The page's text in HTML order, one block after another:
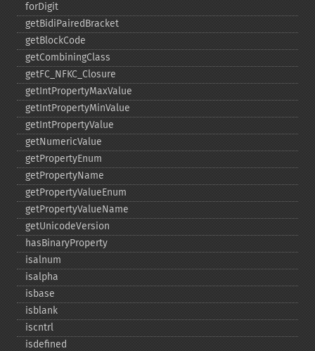
forDigit
getBidiPairedBracket
getBlockCode
getCombiningClass
getFC_​NFKC_​Closure
getIntPropertyMaxValue
getIntPropertyMinValue
getIntPropertyValue
getNumericValue
getPropertyEnum
getPropertyName
getPropertyValueEnum
getPropertyValueName
getUnicodeVersion
hasBinaryProperty
isalnum
isalpha
isbase
isblank
iscntrl
isdefined